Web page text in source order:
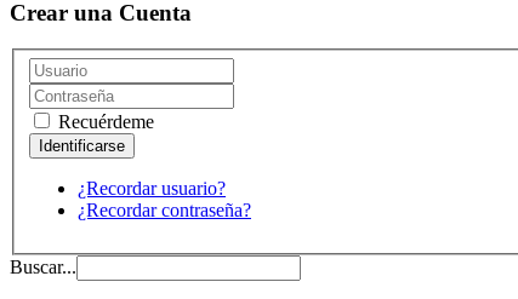
Crear una Cuenta
Recuérdeme
¿Recordar usuario?
¿Recordar contraseña?
Buscar...